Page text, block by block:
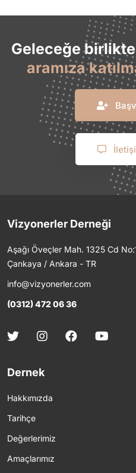
Geleceğe
aramıza
Vizyonerler Derneği
Aşağı Öveçler Mah. 1325 Cd
Çankaya / Ankara - TR
info@vizyonerler.com
(0312) 472 06 36
Dernek
Hakkımızda
Tarihçe
Değerlerimiz
Amaçlarımız